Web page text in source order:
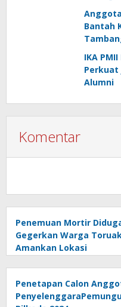
Bantah
IKA
Perkuat
Alumni
Komentar
Penemuan Mortir
Gegerkan Warga
Amankan Lokasi
Penetapan Calon